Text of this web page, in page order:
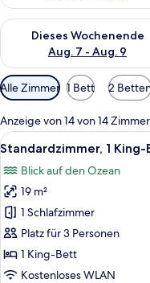
Dieses Wochenende
Aug. 7 - Aug. 9
Überprüfe die
Verfügbare
Filter
für
Zimmer
Alle Zimmer 1 Bett 2
Anzeige von 14 von 14
Alle
Fotos
für
Standardzimmer,
1 King-
Bett,
Meerblick
anzeigen
7
Standardzimmer, 1
Blick auf den Ozean
19 m²
1 Schlafzimmer
Platz für 3 Personen
1 King-Bett
Kostenloses WLAN